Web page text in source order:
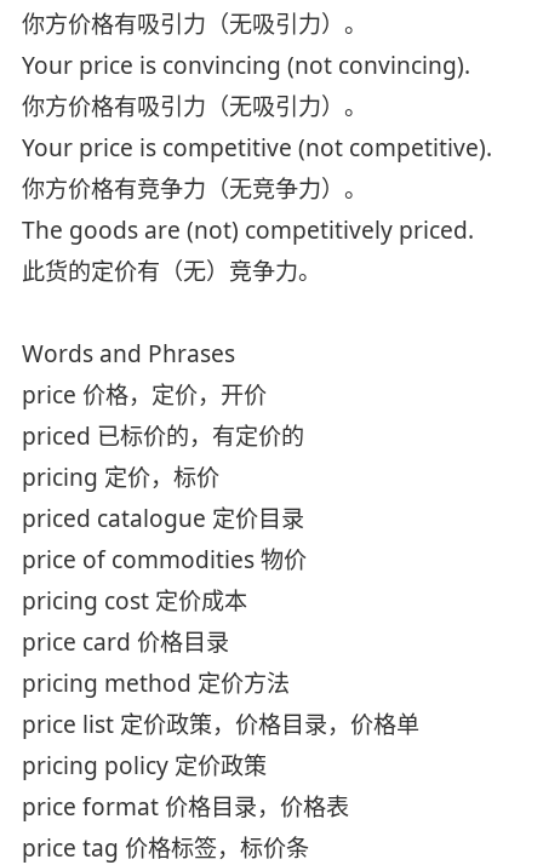
你方价格有吸引力（无吸引力）。
Your price is convincing (not convincing).
你方价格有吸引力（无吸引力）。
Your price is competitive (not competitive).
你方价格有竞争力（无竞争力）。
The goods are (not) competitively priced.
此货的定价有（无）竞争力。
Words and Phrases
price 价格，定价，开价
priced 已标价的，有定价的
pricing 定价，标价
priced catalogue 定价目录
price of commodities 物价
pricing cost 定价成本
price card 价格目录
pricing method 定价方法
price list 定价政策，价格目录，价格单
pricing policy 定价政策
price format 价格目录，价格表
price tag 价格标签，标价条